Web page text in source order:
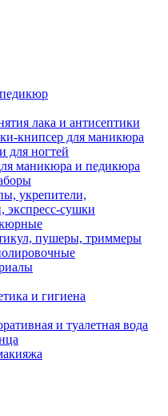
лака и антисептики
книпсер для маникюра
для ногтей
маникюра и педикюра
укрепители,
экспресс-сушки
пушеры, триммеры
и гигиена
и туалетная вода